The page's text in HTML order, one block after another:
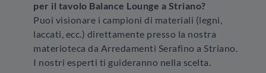
per il tavolo Balance Lounge a Striano?
Puoi visionare i campioni di materiali (legni,
laccati, ecc.) direttamente presso la nostra
materioteca da Arredamenti Serafino a Striano.
I nostri esperti ti guideranno nella scelta.